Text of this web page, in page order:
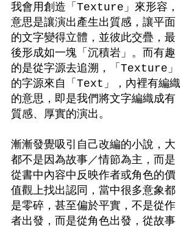
我會用創造「Texture」來形容，
意思是讓演出產生出質感，讓平面
的文字變得立體，並彼此交疊，最
後形成如一塊「沉積岩」。而有趣
的是從字源去追溯，「Texture」
的字源來自「Text」，內裡有編織
的意思，即是我們將文字編織成有
質感、厚實的演出。
漸漸發覺吸引自己改編的小說，大
都不是因為故事／情節為主，而是
從書中內容中反映作者或角色的價
值觀上找出認同，當中很多意象都
是零碎，甚至偏於平實，不是從作
者出發，而是從角色出發，從故事